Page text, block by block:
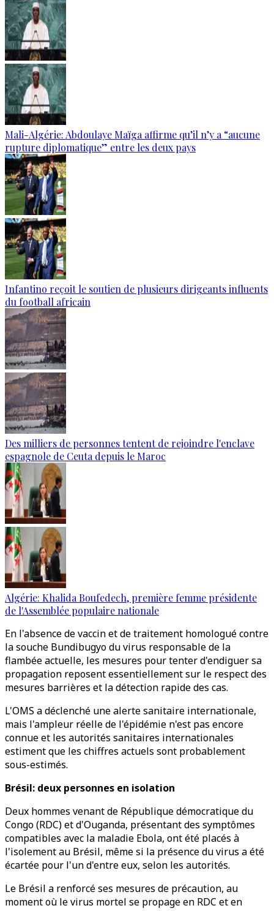
Mali-Algérie: Abdoulaye Maïga affirme qu’il n’y a “aucune
rupture diplomatique” entre les deux pays
Infantino reçoit le soutien de plusieurs dirigeants influents
du football africain
Des milliers de personnes tentent de rejoindre l'enclave
espagnole de Ceuta depuis le Maroc
Algérie: Khalida Boufedech, première femme présidente
de l'Assemblée populaire nationale
En l'absence de vaccin et de traitement homologué contre
la souche Bundibugyo du virus responsable de la
flambée actuelle, les mesures pour tenter d'endiguer sa
propagation reposent essentiellement sur le respect des
mesures barrières et la détection rapide des cas.
L'OMS a déclenché une alerte sanitaire internationale,
mais l'ampleur réelle de l'épidémie n'est pas encore
connue et les autorités sanitaires internationales
estiment que les chiffres actuels sont probablement
sous-estimés.
Brésil: deux personnes en isolation
Deux hommes venant de République démocratique du
Congo (RDC) et d'Ouganda, présentant des symptômes
compatibles avec la maladie Ebola, ont été placés à
l'isolement au Brésil, même si la présence du virus a été
écartée pour l'un d'entre eux, selon les autorités.
Le Brésil a renforcé ses mesures de précaution, au
moment où le virus mortel se propage en RDC et en